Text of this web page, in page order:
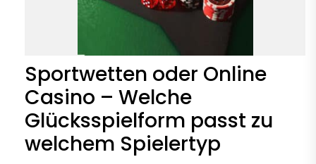
Sportwetten oder Online
Casino – Welche
Glücksspielform passt zu
welchem Spielertyp